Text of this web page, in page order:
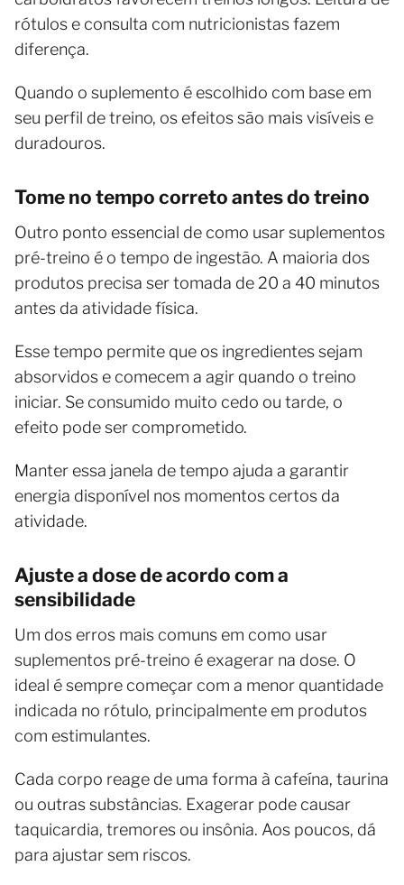
rótulos e consulta com nutricionistas fazem
diferença.
Quando o suplemento é escolhido com base em
seu perfil de treino, os efeitos são mais visíveis e
duradouros.
Tome no tempo correto antes do treino
Outro ponto essencial de como usar suplementos
pré-treino é o tempo de ingestão. A maioria dos
produtos precisa ser tomada de 20 a 40 minutos
antes da atividade física.
Esse tempo permite que os ingredientes sejam
absorvidos e comecem a agir quando o treino
iniciar. Se consumido muito cedo ou tarde, o
efeito pode ser comprometido.
Manter essa janela de tempo ajuda a garantir
energia disponível nos momentos certos da
atividade.
Ajuste a dose de acordo com a
sensibilidade
Um dos erros mais comuns em como usar
suplementos pré-treino é exagerar na dose. O
ideal é sempre começar com a menor quantidade
indicada no rótulo, principalmente em produtos
com estimulantes.
Cada corpo reage de uma forma à cafeína, taurina
ou outras substâncias. Exagerar pode causar
taquicardia, tremores ou insônia. Aos poucos, dá
para ajustar sem riscos.